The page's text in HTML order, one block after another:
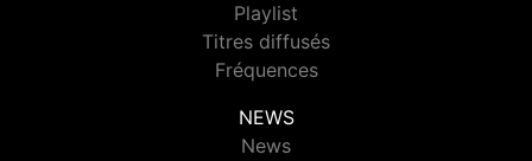
Playlist
Titres diffusés
Fréquences
NEWS
News